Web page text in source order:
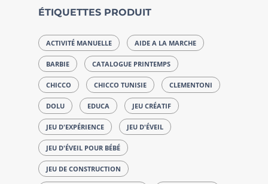
ÉTIQUETTES PRODUIT
ACTIVITÉ MANUELLE AIDE A LA MARCHE
BARBIE CATALOGUE PRINTEMPS
CHICCO CHICCO TUNISIE CLEMENTONI
DOLU EDUCA JEU CRÉATIF
JEU D'EXPÉRIENCE JEU D'ÉVEIL
JEU D'ÉVEIL POUR BÉBÉ
JEU DE CONSTRUCTION